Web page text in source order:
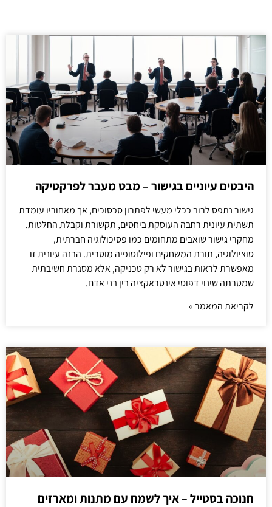
היבטים עיוניים בגישור – מבט מעבר לפרקטיקה
גישור נתפס לרוב ככלי מעשי לפתרון סכסוכים, אך מאחוריו עומדת
תשתית עיונית רחבה העוסקת ביחסים, תקשורת וקבלת החלטות.
מחקרי גישור שואבים מתחומים כמו פסיכולוגיה חברתית,
סוציולוגיה, תורת המשחקים ופילוסופיה מוסרית. הבנה עיונית זו
מאפשרת לראות בגישור לא רק טכניקה, אלא מסגרת חשיבתית
שמטרתה שינוי דפוסי אינטראקציה בין בני אדם.
לקריאת המאמר »
חנוכה בסטייל – איך לשמח עם מתנות ומארזים